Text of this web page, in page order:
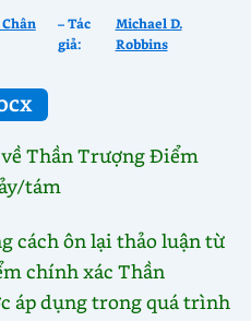
– Tác
giả:
Michael D.
Robbins
Thần Trượng Điểm
tám
cách ôn lại thảo luận từ
chính xác Thần
áp dụng trong quá trình